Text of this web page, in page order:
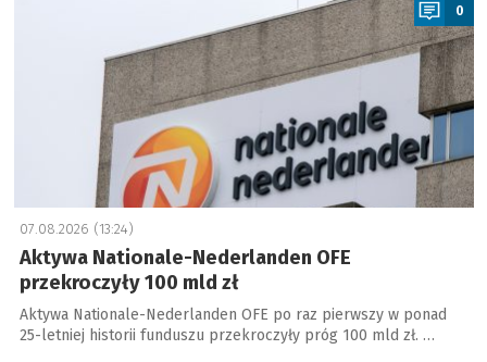
0
07.08.2026 (13:24)
Aktywa Nationale-Nederlanden OFE
przekroczyły 100 mld zł
Aktywa Nationale-Nederlanden OFE po raz pierwszy w ponad
25-letniej historii funduszu przekroczyły próg 100 mld zł. …